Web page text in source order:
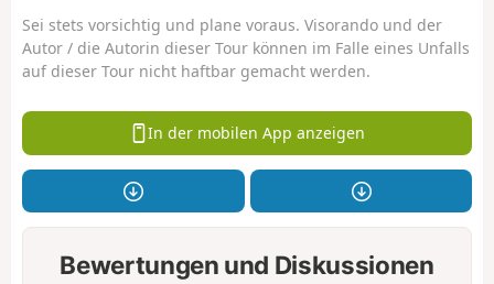
Sei stets vorsichtig und plane voraus. Visorando und der
Autor / die Autorin dieser Tour können im Falle eines Unfalls
auf dieser Tour nicht haftbar gemacht werden.
In der mobilen App anzeigen
Bewertungen und Diskussionen